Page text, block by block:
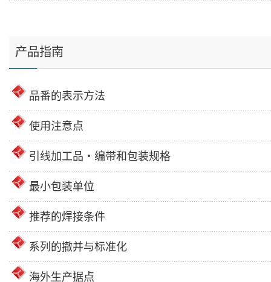
产品指南
品番的表示方法
使用注意点
引线加工品・编带和包装规格
最小包装单位
推荐的焊接条件
系列的撤并与标准化
海外生产据点